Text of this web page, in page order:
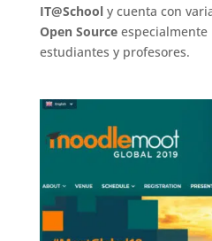
IT@Schooly cuenta con
Open Sourceespecialmente
estudiantes y profesores.